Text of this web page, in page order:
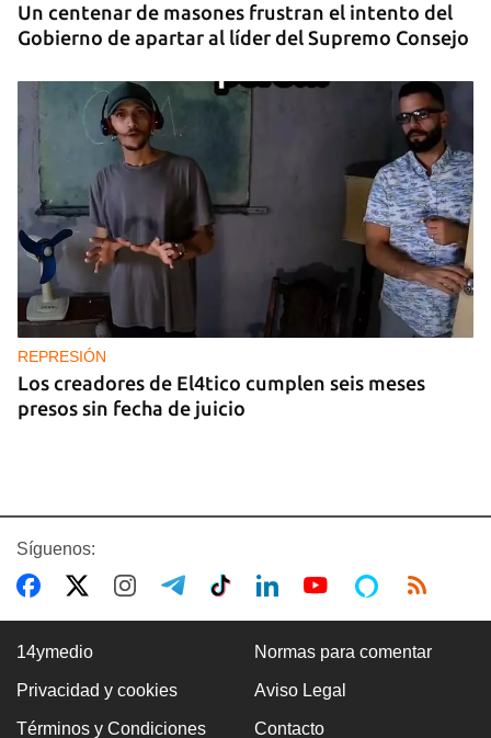
Un centenar de masones frustran el intento del
Gobierno de apartar al líder del Supremo Consejo
REPRESIÓN
Los creadores de El4tico cumplen seis meses
presos sin fecha de juicio
BANCARIZACIÓN
Síguenos:
14ymedio Normas para comentar
Privacidad y cookies Aviso Legal
Términos y Condiciones Contacto